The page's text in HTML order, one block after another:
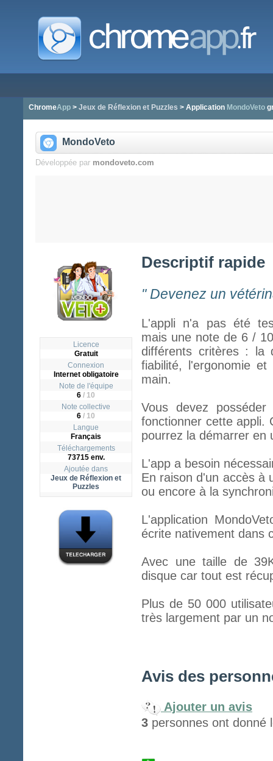
ChromeApp> Jeux de Réflexion et Puzzles > Application MondoVeto
MondoVeto
Développée par mondoveto.com
Licence
Gratuit
Connexion
Internet obligatoire
Note de l'équipe
6 / 10
Note collective
6 / 10
Langue
Français
Téléchargements
73715 env.
Ajoutée dans
Jeux de Réflexion et
Puzzles
Descriptif rapide
" Devenez un
L'appli n'a pas été
mais une note de 6 /
différents critères : la
fiabilité, l'ergonomie
main.
Vous devez
fonctionner cette appli.
pourrez la démarrer en
L'app a besoin
En raison d'un accès à
ou encore à la
L'application
écrite nativement dans
Avec une taille de
disque car tout est
Plus de 50 000
très largement par un
Avis des
Ajouter un avis
3 personnes ont donné